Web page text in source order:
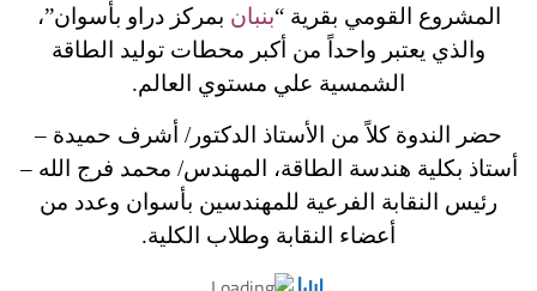
المشروع القومي بقرية “بنبان بمركز دراو بأسوان”،
والذي يعتبر واحداً من أكبر محطات توليد الطاقة
الشمسية علي مستوي العالم.
حضر الندوة كلاً من الأستاذ الدكتور/ أشرف حميدة –
أستاذ بكلية هندسة الطاقة، المهندس/ محمد فرج الله –
رئيس النقابة الفرعية للمهندسين بأسوان وعدد من
أعضاء النقابة وطلاب الكلية.